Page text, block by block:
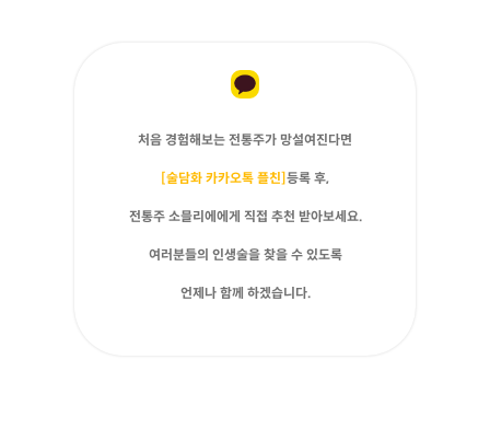
처음 경험해보는 전통주가 망설여진다면
[술담화 카카오톡 플친] 등록 후,
전통주 소믈리에에게 직접 추천 받아보세요.
여러분들의 인생술을 찾을 수 있도록
언제나 함께 하겠습니다.